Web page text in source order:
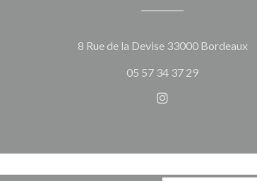
8 Rue de la Devise 33000 Bordeaux
05 57 34 37 29
Instagram